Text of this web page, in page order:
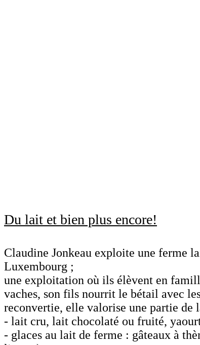
Du lait et bien plus encore!
Claudine Jonkeau exploite une ferme
Luxembourg ;
une exploitation où ils élèvent en
vaches, son fils nourrit le bétail avec
reconvertie, elle valorise une partie de
- lait cru, lait chocolaté ou fruité,
- glaces au lait de ferme : gâteaux à